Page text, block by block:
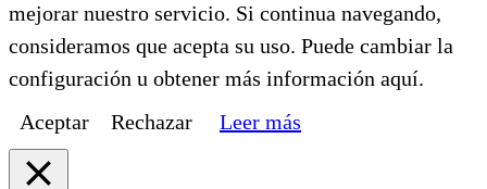
mejorar nuestro servicio. Si continua navegando,
consideramos que acepta su uso. Puede cambiar la
configuración u obtener más información aquí.
Aceptar
Rechazar Leer más